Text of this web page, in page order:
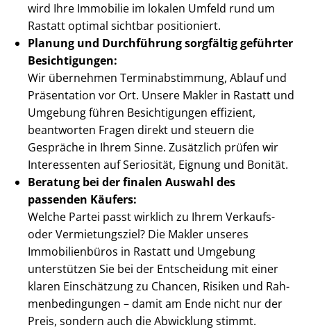
wird Ihre Immobilie im lokalen Umfeld rund um
Rastatt optimal sichtbar positioniert.
Planung und Durchführung sorgfältig geführter
Besichtigungen:
Wir übernehmen Ter­min­ab­stim­mung, Ablauf und
Präsentation vor Ort. Unsere Makler in Rastatt und
Umgebung führen Besichtigungen effizient,
beantworten Fragen direkt und steuern die
Gespräche in Ihrem Sinne. Zusätzlich prüfen wir
Interessenten auf Seriosität, Eignung und Bonität.
Beratung bei der finalen Auswahl des
passenden Käufers:
Welche Partei passt wirklich zu Ihrem Verkaufs-
oder Vermietungsziel? Die Makler unseres
Immobilienbüros in Rastatt und Umgebung
unterstützen Sie bei der Entscheidung mit einer
klaren Einschätzung zu Chancen, Risiken und Rah­
men­be­din­gun­gen – damit am Ende nicht nur der
Preis, sondern auch die Abwicklung stimmt.